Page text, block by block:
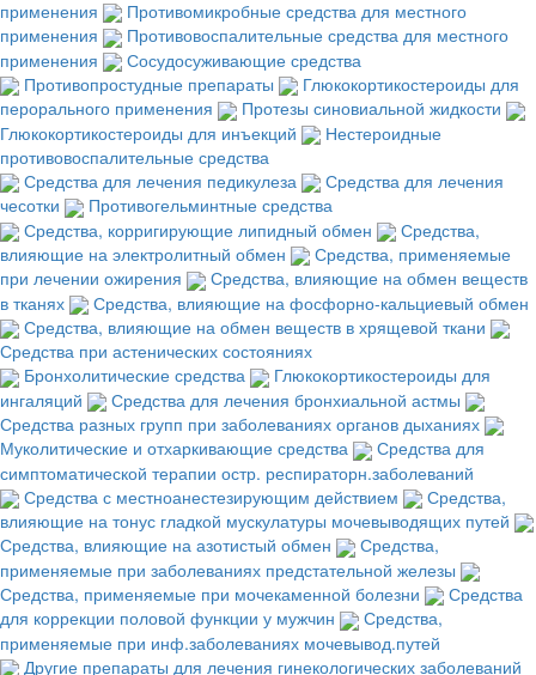
применения
Противомикробные средства для местного
применения
Противовоспалительные средства для местного
применения
Сосудосуживающие средства
Противопростудные препараты
Глюкокортикостероиды для
перорального применения
Протезы синовиальной жидкости
Глюкокортикостероиды для инъекций
Нестероидные
противовоспалительные средства
Средства для лечения педикулеза
Средства для лечения
чесотки
Противогельминтные средства
Средства, корригирующие липидный обмен
Средства,
влияющие на электролитный обмен
Средства, применяемые
при лечении ожирения
Средства, влияющие на обмен веществ
в тканях
Средства, влияющие на фосфорно-кальциевый обмен
Средства, влияющие на обмен веществ в хрящевой ткани
Средства при астенических состояниях
Бронхолитические средства
Глюкокортикостероиды для
ингаляций
Средства для лечения бронхиальной астмы
Средства разных групп при заболеваниях органов дыханиях
Муколитические и отхаркивающие средства
Средства для
симптоматической терапии остр. респираторн.заболеваний
Средства с местноанестезирующим действием
Средства,
влияющие на тонус гладкой мускулатуры мочевыводящих путей
Средства, влияющие на азотистый обмен
Средства,
применяемые при заболеваниях предстательной железы
Средства, применяемые при мочекаменной болезни
Средства
для коррекции половой функции у мужчин
Средства,
применяемые при инф.заболеваниях мочевывод.путей
Другие препараты для лечения гинекологических заболеваний